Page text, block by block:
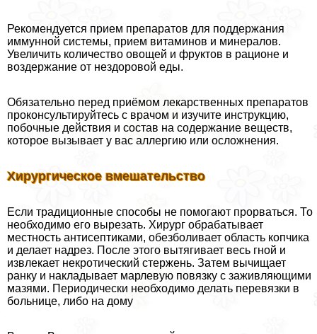
Рекомендуется прием препаратов для поддержания
иммунной системы, прием витаминов и минералов.
Увеличить количество овощей и фруктов в рационе и
воздержание от нездоровой еды.
Обязательно перед приёмом лекарственных препаратов
проконсультируйтесь с врачом и изучите инструкцию,
побочные действия и состав на содержание веществ,
которое вызывает у вас аллергию или осложнения.
Хирургическое вмешательство
Если традиционные способы не помогают прорваться. То
необходимо его вырезать. Хирург обpaбатывает
местность антисептиками, обезболивает область копчика
и делает надрез. После этого вытягивает весь гной и
извлекает некротический стержень. Затем вычищает
ранку и накладывает марлевую повязку с заживляющими
мазями. Периодически необходимо делать перевязки в
больнице, либо на дому